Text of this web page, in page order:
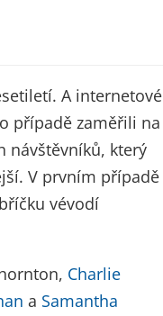
A internetové
případě zaměřili na
návštěvníků, který
V prvním případě
vévodí
Charlie
a Samantha